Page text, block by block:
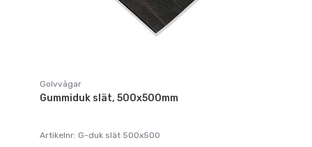
Golvvågar
Gummiduk slät, 500x500mm
Artikelnr: G-duk slät 500x500